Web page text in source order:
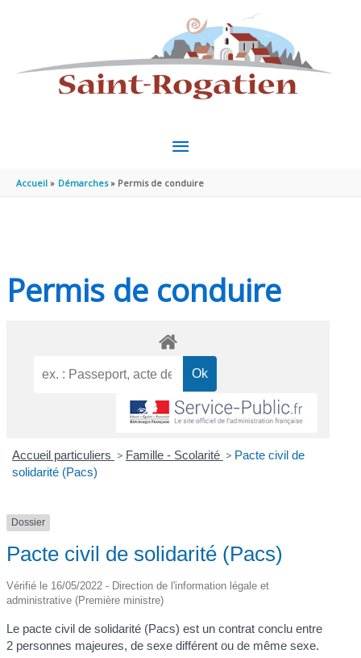
MENU
PRINCIPAL
Accueil Démarches Permis de conduire
Permis de conduire
Accueil particuliers > Famille - Scolarité > Pacte civil de
solidarité (Pacs)
Dossier
Pacte civil de solidarité (Pacs)
Vérifié le 16/05/2022 - Direction de l'information légale et
administrative (Première ministre)
Le pacte civil de solidarité (Pacs) est un contrat conclu entre
2 personnes majeures, de sexe différent ou de même sexe.